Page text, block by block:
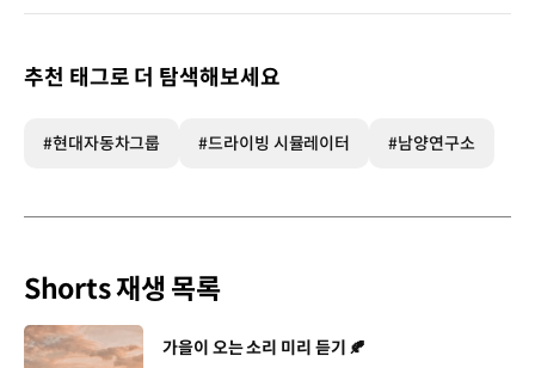
추천 태그로 더 탐색해보세요
#현대자동차그룹 #드라이빙 시뮬레이터 #남양연구소
Shorts 재생 목록
[동영상]
가을이 오는 소리 미리 듣기 🍂